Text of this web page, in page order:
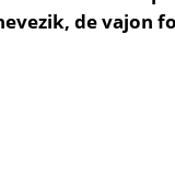
de vajon